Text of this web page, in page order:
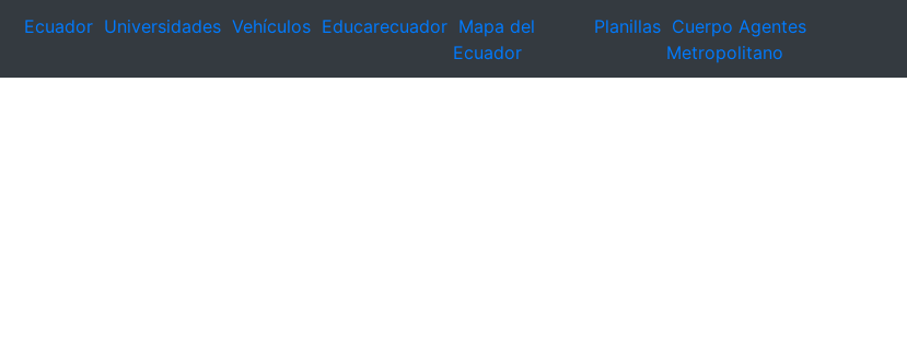
Ecuador Universidades Vehículos Educarecuador Mapa del
Ecuador
Planillas Cuerpo Agentes
Metropolitano